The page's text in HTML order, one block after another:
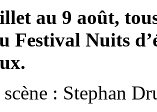
au 9 août,
Festival Nuits
: Stephan